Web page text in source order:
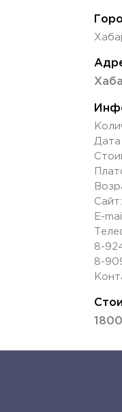
Дата
Сайт:
E-
8-
8-